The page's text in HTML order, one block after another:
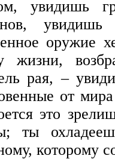
увидишь
оружие
жизни,
рая, –
от
это
ты
которому